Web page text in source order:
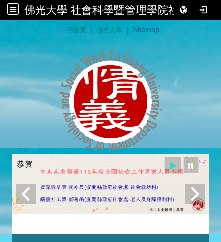
佛光大學 社會科學暨管理學院社會學系
| 回首頁 | 佛光大學 | Sitemap